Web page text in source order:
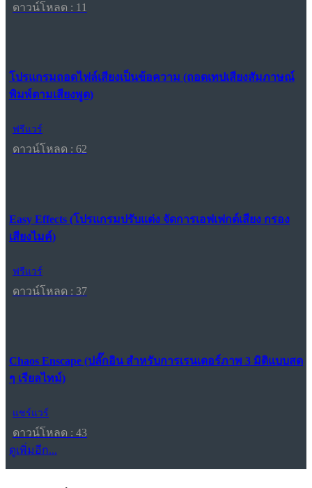
ดาวน์โหลด : 11
โปรแกรมถอดไฟล์เสียงเป็นข้อความ (ถอดเทปเสียงสัมภาษณ์
พิมพ์ตามเสียงพูด)
ฟรีแวร์
ดาวน์โหลด : 62
Easy Effects (โปรแกรมปรับแต่ง จัดการเอฟเฟกต์เสียง กรอง
เสียงไมค์)
ฟรีแวร์
ดาวน์โหลด : 37
Chaos Enscape (ปลั๊กอิน สำหรับการเรนเดอร์ภาพ 3 มิติแบบสด
ๆ เรียลไทม์)
แชร์แวร์
ดาวน์โหลด : 43
ดูเพิ่มอีก...